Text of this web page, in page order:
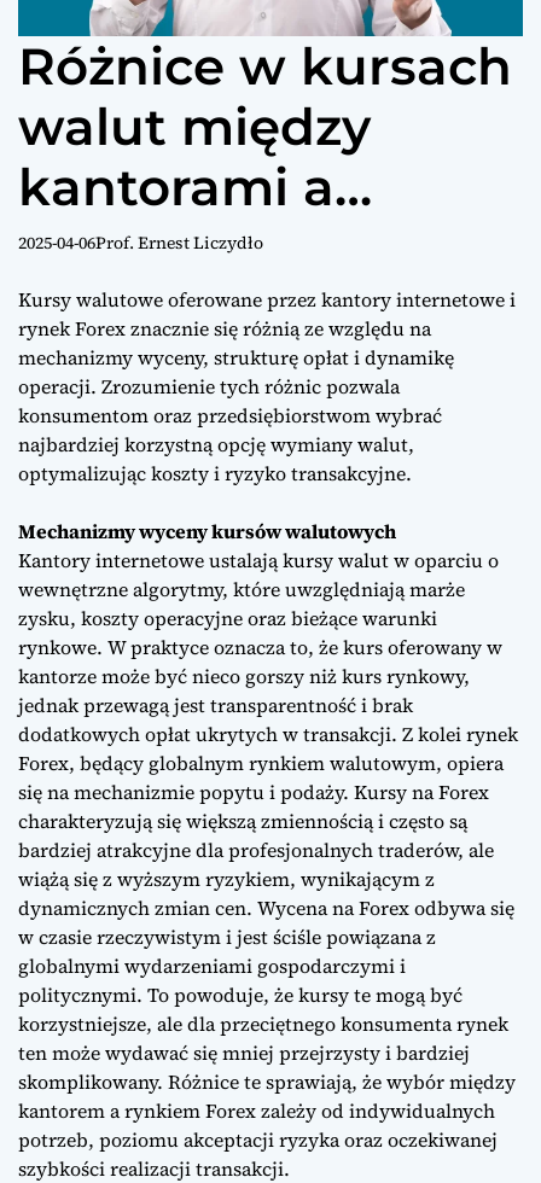
Różnice w kursach
walut między
kantorami a
rynkiem Forex
2025-04-06Prof. Ernest Liczydło
Kursy walutowe oferowane przez kantory internetowe i
rynek Forex znacznie się różnią ze względu na
mechanizmy wyceny, strukturę opłat i dynamikę
operacji. Zrozumienie tych różnic pozwala
konsumentom oraz przedsiębiorstwom wybrać
najbardziej korzystną opcję wymiany walut,
optymalizując koszty i ryzyko transakcyjne.
Mechanizmy wyceny kursów walutowych
Kantory internetowe ustalają kursy walut w oparciu o
wewnętrzne algorytmy, które uwzględniają marże
zysku, koszty operacyjne oraz bieżące warunki
rynkowe. W praktyce oznacza to, że kurs oferowany w
kantorze może być nieco gorszy niż kurs rynkowy,
jednak przewagą jest transparentność i brak
dodatkowych opłat ukrytych w transakcji. Z kolei rynek
Forex, będący globalnym rynkiem walutowym, opiera
się na mechanizmie popytu i podaży. Kursy na Forex
charakteryzują się większą zmiennością i często są
bardziej atrakcyjne dla profesjonalnych traderów, ale
wiążą się z wyższym ryzykiem, wynikającym z
dynamicznych zmian cen. Wycena na Forex odbywa się
w czasie rzeczywistym i jest ściśle powiązana z
globalnymi wydarzeniami gospodarczymi i
politycznymi. To powoduje, że kursy te mogą być
korzystniejsze, ale dla przeciętnego konsumenta rynek
ten może wydawać się mniej przejrzysty i bardziej
skomplikowany. Różnice te sprawiają, że wybór między
kantorem a rynkiem Forex zależy od indywidualnych
potrzeb, poziomu akceptacji ryzyka oraz oczekiwanej
szybkości realizacji transakcji.